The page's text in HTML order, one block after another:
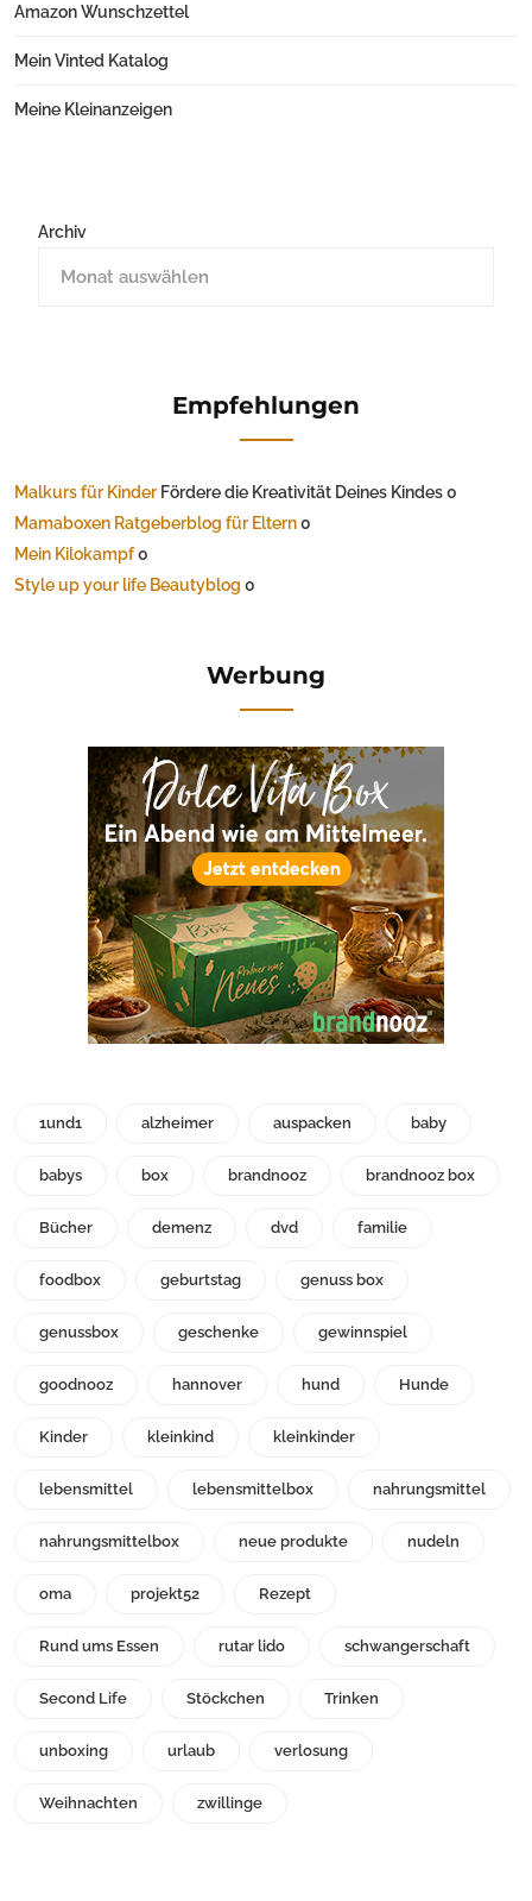
Amazon Wunschzettel
Mein Vinted Katalog
Meine Kleinanzeigen
Archiv
Empfehlungen
Malkurs für Kinder Fördere die Kreativität Deines Kindes 0
Mamaboxen Ratgeberblog für Eltern0
Mein Kilokampf0
Style up your life Beautyblog 0
Werbung
1und1 alzheimer auspacken baby
babys box brandnooz brandnooz box
Bücher demenz dvd familie
foodbox geburtstag genuss box
genussbox geschenke gewinnspiel
goodnooz hannover hund Hunde
Kinder kleinkind kleinkinder
lebensmittel lebensmittelbox nahrungsmittel
nahrungsmittelbox neue produkte nudeln
oma projekt52 Rezept
Rund ums Essen rutar lido schwangerschaft
Second Life Stöckchen Trinken
unboxing urlaub verlosung
Weihnachten zwillinge